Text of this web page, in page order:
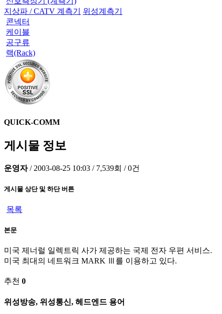
지상파 / CATV 계측기
위성계측기
콘넥터
케이블
공구류
랙(Rack)
QUICK-COMM
게시물 정보
운영자 / 2003-08-25 10:03 / 7,539회 / 0건
게시물 상단 및 하단 버튼
목록
본문
미국 제너럴 일렉트릭 사가 제공하는 국제 전자 우편 서비스.
미국 최대의 네트워크 MARK Ⅲ를 이용하고 있다.
추천 0
위성방송, 위성통신, 헤드엔드 용어